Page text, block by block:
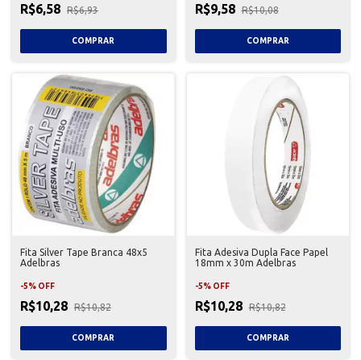
R$6,58 R$6,93 R$9,58 R$10,08
Fita Silver Tape Branca 48x5
Adelbras
-5% OFF
R$10,28 R$10,82
Fita Adesiva Dupla Face Papel
18mm x 30m Adelbras
-5% OFF
R$10,28 R$10,82